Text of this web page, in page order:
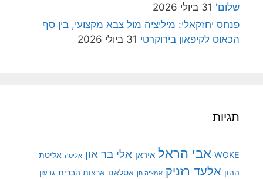
שלום' 31 ביולי 2026
פנחס יחזקאלי: מיליציה מול צבא מקצועי, בין סף
הכאוס לקיפאון בירוקרטי 31 ביולי 2026
תגיות
WOKE אבי הראל איראן אלי בר און אליטה אליטת
ההון אלעד רזניק אמציה חן אסלאם ארצות הברית גדעון